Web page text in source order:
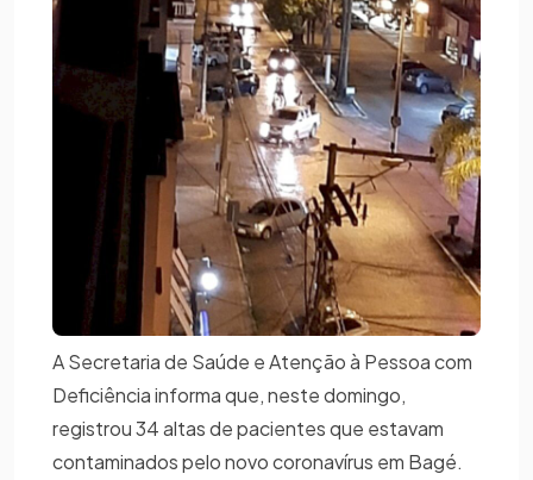
A Secretaria de Saúde e Atenção à Pessoa com
Deficiência informa que, neste domingo,
registrou 34 altas de pacientes que estavam
contaminados pelo novo coronavírus em Bagé.